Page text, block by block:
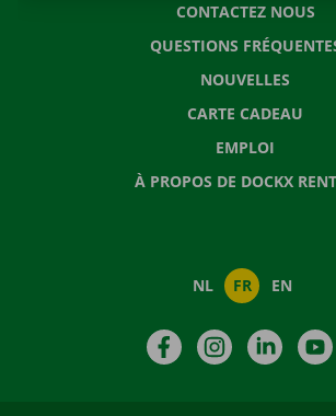
CONTACTEZ NOUS
QUESTIONS
NOUVELLES
CARTE CADEAU
EMPLOI
À PROPOS DE DOCKX
NL FR EN
FacebookInstagramLinkedIn